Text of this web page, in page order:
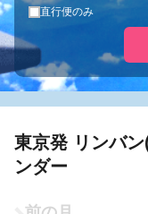
直行便のみ
東京発 リンバ
ンダー